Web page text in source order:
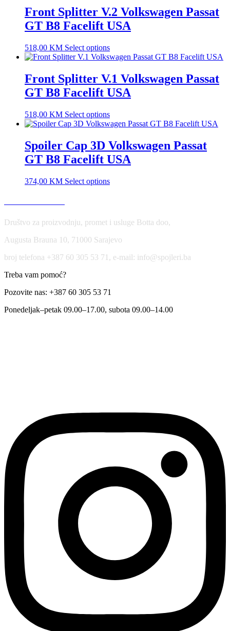
Front Splitter V.2 Volkswagen Passat
GT B8 Facelift USA
518,00 KM Select options
Front Splitter V.1 Volkswagen Passat
GT B8 Facelift USA
518,00 KM Select options
Spoiler Cap 3D Volkswagen Passat
GT B8 Facelift USA
374,00 KM Select options
Društvo za proizvodnju, promet i usluge Botta doo,
Augusta Brauna 10, 71000 Sarajevo
broj telefona +387 60 305 53 71, e-mail: info@spojleri.ba
Treba vam pomoć?
Pozovite nas: +387 60 305 53 71
Ponedeljak–petak 09.00–17.00, subota 09.00–14.00